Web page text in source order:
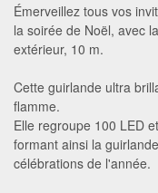
Émerveillez tous vos
la soirée de Noël, avec
extérieur, 10 m.
Cette guirlande ultra
flamme.
Elle regroupe 100 LED
formant ainsi la
célébrations de l'année.